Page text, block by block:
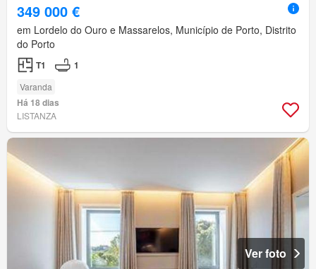
349 000 €
em Lordelo do Ouro e Massarelos, Município de Porto, Distrito
do Porto
T1 1
Varanda
Há 18 dias
LISTANZA
Ver foto